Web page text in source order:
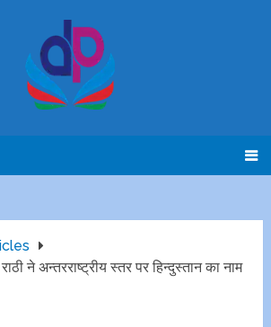
ने अन्तरराष्ट्रीय स्तर पर हिन्दुस्तान का नाम